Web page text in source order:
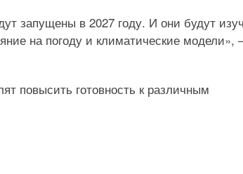
запущены в 2027 году. И они будут
на погоду и климатические
повысить готовность к различным